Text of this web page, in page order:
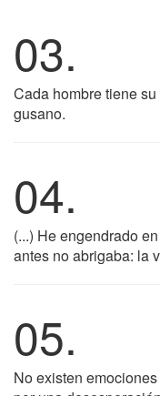
03.
Cada hombre tiene
gusano.
04.
(...) He engendrado
antes no abrigaba: la
05.
No existen